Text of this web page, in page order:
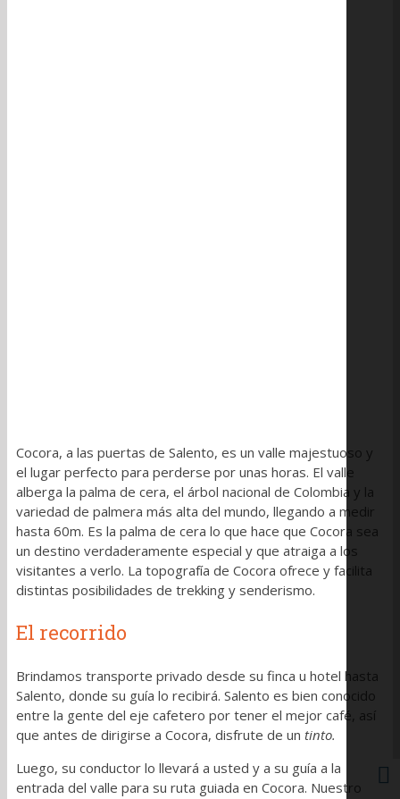
Cocora, a las puertas de Salento, es un valle majestuoso y
el lugar perfecto para perderse por unas horas. El valle
alberga la palma de cera, el árbol nacional de Colombia y la
variedad de palmera más alta del mundo, llegando a medir
hasta 60m. Es la palma de cera lo que hace que Cocora sea
un destino verdaderamente especial y que atraiga a los
visitantes a verlo. La topografía de Cocora ofrece y facilita
distintas posibilidades de trekking y senderismo.
El recorrido
Brindamos transporte privado desde su finca u hotel hasta
Salento, donde su guía lo recibirá. Salento es bien conocido
entre la gente del eje cafetero por tener el mejor café, así
que antes de dirigirse a Cocora, disfrute de un ​ tinto.
Luego, su conductor lo llevará a usted y a su guía a la
entrada del valle para su ruta guiada en Cocora. Nuestro